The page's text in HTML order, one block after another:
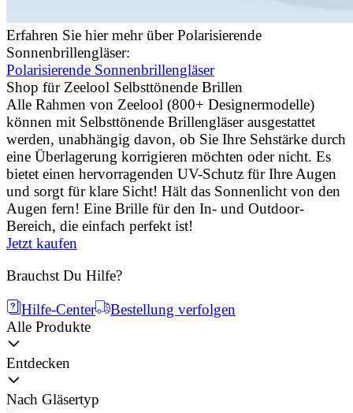
Erfahren Sie hier mehr über Polarisierende
Sonnenbrillengläser:
Polarisierende Sonnenbrillengläser
Shop für Zeelool Selbsttönende Brillen
Alle Rahmen von Zeelool (800+ Designermodelle)
können mit Selbsttönende Brillengläser ausgestattet
werden, unabhängig davon, ob Sie Ihre Sehstärke durch
eine Überlagerung korrigieren möchten oder nicht. Es
bietet einen hervorragenden UV-Schutz für Ihre Augen
und sorgt für klare Sicht! Hält das Sonnenlicht von den
Augen fern! Eine Brille für den In- und Outdoor-
Bereich, die einfach perfekt ist!
Jetzt kaufen
Brauchst Du Hilfe?
Hilfe-Center
Bestellung verfolgen
Alle Produkte
Entdecken
Nach Gläsertyp